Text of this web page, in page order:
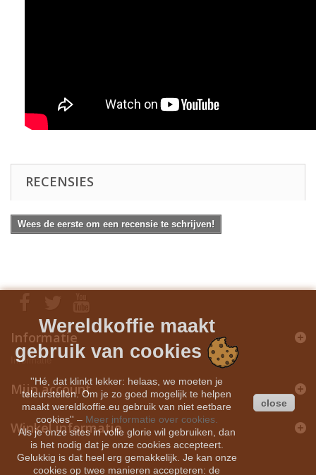
RECENSIES
Wees de eerste om een recensie te schrijven!
Informatie
Informatie
Mijn account
Winkel informatie
Wereldkoffie maakt
gebruik van cookies
''Hé, dat klinkt lekker: helaas, we moeten je
teleurstellen. Om je zo goed mogelijk te helpen
maakt wereldkoffie.eu gebruik van niet eetbare
cookies'' – Meer informatie over cookies.
Als je onze sites in volle glorie wil gebruiken, dan
is het nodig dat je onze cookies accepteert.
Gelukkig is dat heel erg gemakkelijk. Je kan onze
cookies op twee manieren accepteren: de
close